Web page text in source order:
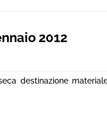
2012
destinazione